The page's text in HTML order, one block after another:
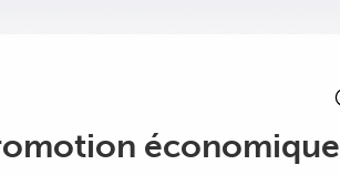
économique